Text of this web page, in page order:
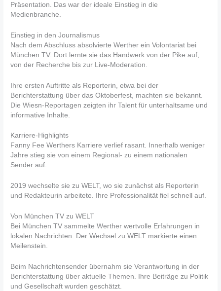
Präsentation. Das war der ideale Einstieg in die
Medienbranche.
Einstieg in den Journalismus
Nach dem Abschluss absolvierte Werther ein Volontariat bei
München TV. Dort lernte sie das Handwerk von der Pike auf,
von der Recherche bis zur Live-Moderation.
Ihre ersten Auftritte als Reporterin, etwa bei der
Berichterstattung über das Oktoberfest, machten sie bekannt.
Die Wiesn-Reportagen zeigten ihr Talent für unterhaltsame und
informative Inhalte.
Karriere-Highlights
Fanny Fee Werthers Karriere verlief rasant. Innerhalb weniger
Jahre stieg sie von einem Regional- zu einem nationalen
Sender auf.
2019 wechselte sie zu WELT, wo sie zunächst als Reporterin
und Redakteurin arbeitete. Ihre Professionalität fiel schnell auf.
Von München TV zu WELT
Bei München TV sammelte Werther wertvolle Erfahrungen in
lokalen Nachrichten. Der Wechsel zu WELT markierte einen
Meilenstein.
Beim Nachrichtensender übernahm sie Verantwortung in der
Berichterstattung über aktuelle Themen. Ihre Beiträge zu Politik
und Gesellschaft wurden geschätzt.